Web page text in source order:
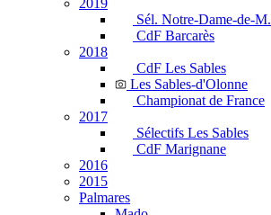
2019
Sél. Notre-Dame-de-M.
CdF Barcarès
2018
CdF Les Sables
Les Sables-d'Olonne
Championat de France
2017
Sélectifs Les Sables
CdF Marignane
2016
2015
Palmares